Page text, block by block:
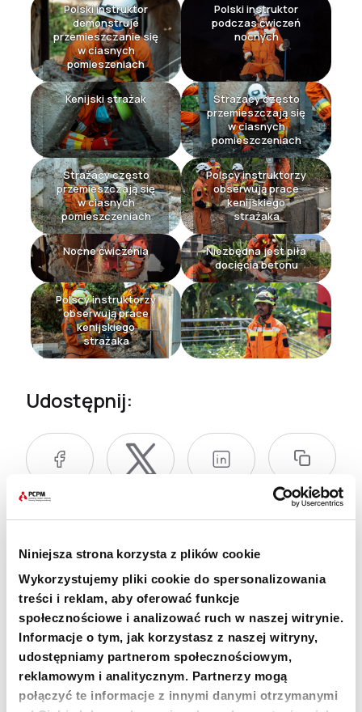
Niniejsza strona korzysta z plików cookie
Wykorzystujemy pliki cookie do spersonalizowania
treści i reklam, aby oferować funkcje
społecznościowe i analizować ruch w naszej witrynie.
Informacje o tym, jak korzystasz z naszej witryny,
udostępniamy partnerom społecznościowym,
reklamowym i analitycznym. Partnerzy mogą
połączyć te informacje z innymi danymi otrzymanymi
Polski instruktor
demonstruje
przemieszczanie się
w ciasnych
pomieszeniach
Polski instruktor
podczas ćwiczeń
nocnych
Kenijski strażak
Strażacy często
przemieszczają się
w ciasnych
pomieszczeniach
Strażacy często
przemieszczają się
w ciasnych
pomieszczeniach
Polscy instruktorzy
obserwują prace
kenijskiego
strażaka
Nocne ćwiczenia
Niezbędna jest piła
docięcia betonu
Polscy instruktorzy
obserwują prace
kenijskiego
strażaka
Udostępnij:
+48 22 833 60 22
PON-PT 9:00-17:00
INFO@PCPM.ORG.PL
MEDIA@PCPM.ORG.PL
KRS 0000259298